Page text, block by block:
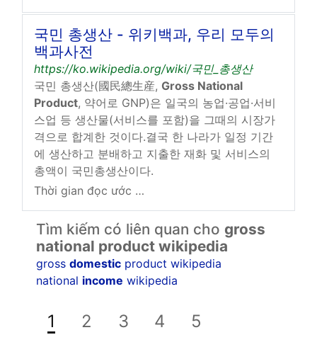
국민 총생산 - 위키백과, 우리 모두의
백과사전
https://ko.wikipedia.org/wiki/국민_총생산
국민 총생산(國民總生産, Gross National
Product, 약어로 GNP)은 일국의 농업·공업·서비
스업 등 생산물(서비스를 포함)을 그때의 시장가
격으로 합계한 것이다.결국 한 나라가 일정 기간
에 생산하고 분배하고 지출한 재화 및 서비스의
총액이 국민총생산이다.
Thời gian đọc ước tính: 2 phút
Tìm kiếm có liên quan cho gross
national product wikipedia
gross domestic product wikipedia
national income wikipedia
1 2 3 4 5